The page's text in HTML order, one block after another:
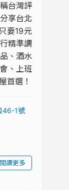
台灣評
享台北
要19元
精準調
、酒水
、上班
首選！
46-1號
閱讀更多